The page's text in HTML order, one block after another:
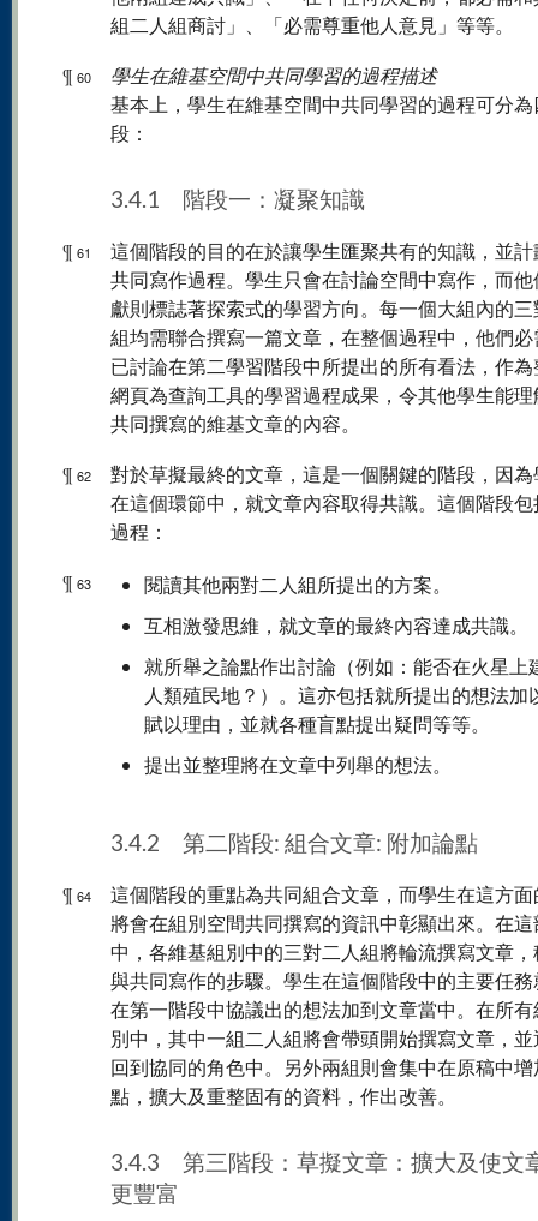
組二人組商討」、「必需尊重他人意見」等等。
¶ 60
學生在維基空間中共同學習的過程描述
基本上，學生在維基空間中共同學習的過程可分
段：
3.4.1 階段一：凝聚知識
¶ 61
這個階段的目的在於讓學生匯聚共有的知識，並
共同寫作過程。學生只會在討論空間中寫作，而
獻則標誌著探索式的學習方向。每一個大組內的
組均需聯合撰寫一篇文章，在整個過程中，他們
已討論在第二學習階段中所提出的所有看法，作
網頁為查詢工具的學習過程成果，令其他學生能
共同撰寫的維基文章的內容。
¶ 62
對於草擬最終的文章，這是一個關鍵的階段，因
在這個環節中，就文章內容取得共識。這個階段
過程：
¶ 63
閱讀其他兩對二人組所提出的方案。
互相激發思維，就文章的最終內容達成共識。
就所舉之論點作出討論（例如：能否在火星上
人類殖民地？）。這亦包括就所提出的想法加
賦以理由，並就各種盲點提出疑問等等。
提出並整理將在文章中列舉的想法。
3.4.2 第二階段: 組合文章: 附加論點
¶ 64
這個階段的重點為共同組合文章，而學生在這方
將會在組別空間共同撰寫的資訊中彰顯出來。在這
中，各維基組別中的三對二人組將輪流撰寫文章
與共同寫作的步驟。學生在這個階段中的主要任
在第一階段中協議出的想法加到文章當中。在所
別中，其中一組二人組將會帶頭開始撰寫文章，
回到協同的角色中。另外兩組則會集中在原稿中增
點，擴大及重整固有的資料，作出改善。
3.4.3 第三階段：草擬文章：擴大及使文
更豐富